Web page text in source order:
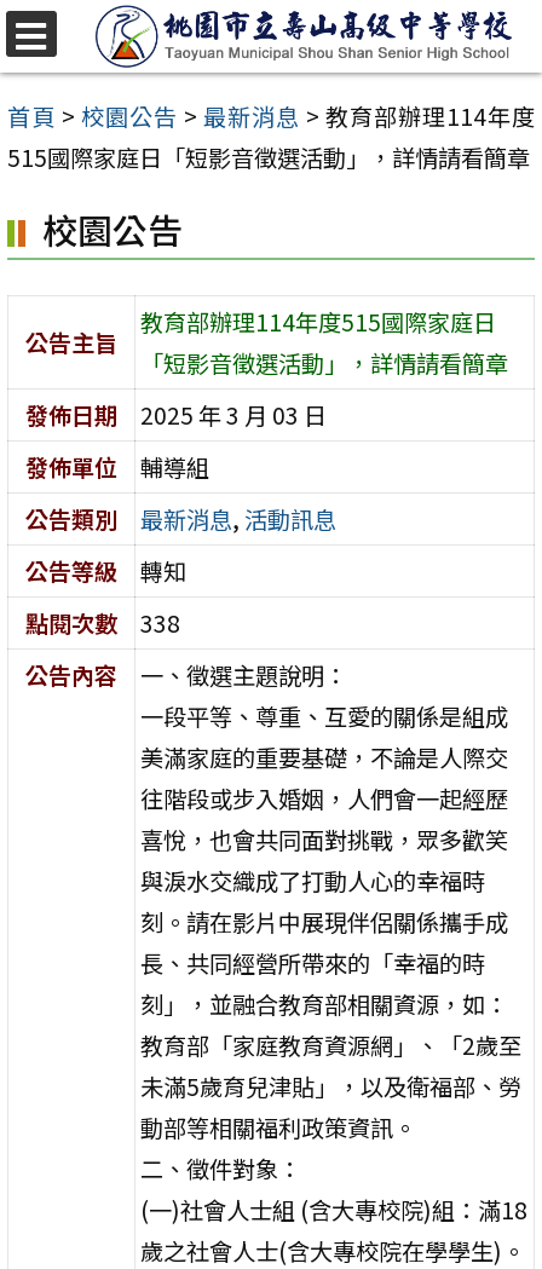
跳
至
主
要
容
區
首頁 > 校園公告 > 最新消息 > 教育部辦理114年度
515國際家庭日「短影音徵選活動」，詳情請看簡章
校園公告
公告主旨
教育部辦理114年度515國際家庭日
「短影音徵選活動」，詳情請看簡章
發佈日期
2025 年 3 月 03 日
發佈單位
輔導組
公告類別
最新消息, 活動訊息
公告等級
轉知
點閱次數
338
公告內容
一、徵選主題說明：
一段平等、尊重、互愛的關係是組成
美滿家庭的重要基礎，不論是人際交
往階段或步入婚姻，人們會一起經歷
喜悅，也會共同面對挑戰，眾多歡笑
與淚水交織成了打動人心的幸福時
刻。請在影片中展現伴侶關係攜手成
長、共同經營所帶來的「幸福的時
刻」，並融合教育部相關資源，如：
教育部「家庭教育資源網」、「2歲至
未滿5歲育兒津貼」，以及衛福部、勞
動部等相關福利政策資訊。
二、徵件對象：
(一)社會人士組 (含大專校院)組：滿18
歲之社會人士(含大專校院在學學生)。
選
單